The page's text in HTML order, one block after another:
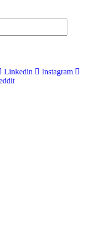
Linkedin
Instagram